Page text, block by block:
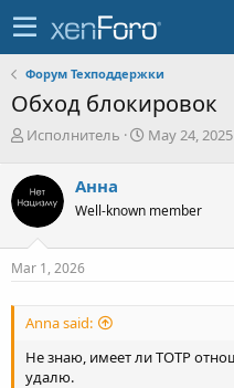
Форум Техподдержки
Обход блокировок
T
r
e
a
d
s
t
t
e
r
Исполнитель
S
t
a
May 24, 2025
Анна
Well-known member
Mar 1, 2026
Anna said:
Не знаю, имеет ли ТОТР
удалю.